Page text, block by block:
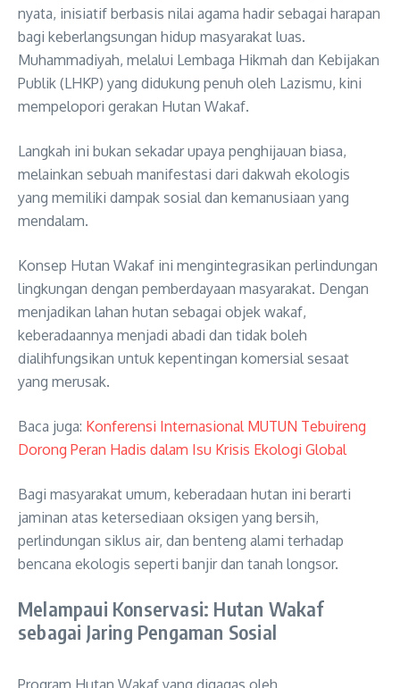
nyata, inisiatif berbasis nilai agama hadir sebagai harapan
bagi keberlangsungan hidup masyarakat luas.
Muhammadiyah, melalui Lembaga Hikmah dan Kebijakan
Publik (LHKP) yang didukung penuh oleh Lazismu, kini
mempelopori gerakan Hutan Wakaf.
Langkah ini bukan sekadar upaya penghijauan biasa,
melainkan sebuah manifestasi dari dakwah ekologis
yang memiliki dampak sosial dan kemanusiaan yang
mendalam.
Konsep Hutan Wakaf ini mengintegrasikan perlindungan
lingkungan dengan pemberdayaan masyarakat. Dengan
menjadikan lahan hutan sebagai objek wakaf,
keberadaannya menjadi abadi dan tidak boleh
dialihfungsikan untuk kepentingan komersial sesaat
yang merusak.
Baca juga: Konferensi Internasional MUTUN Tebuireng
Dorong Peran Hadis dalam Isu Krisis Ekologi Global
Bagi masyarakat umum, keberadaan hutan ini berarti
jaminan atas ketersediaan oksigen yang bersih,
perlindungan siklus air, dan benteng alami terhadap
bencana ekologis seperti banjir dan tanah longsor.
Melampaui Konservasi: Hutan Wakaf
sebagai Jaring Pengaman Sosial
Program Hutan Wakaf yang digagas oleh